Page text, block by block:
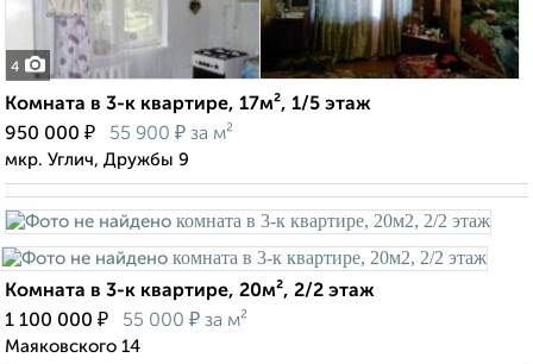
4
Комната в 3-к квартире, 17м², 1/5 этаж
950 000 ₽ 55 900 ₽ за м²
мкр. Углич, Дружбы 9
Комната в 3-к квартире, 20м², 2/2 этаж
1 100 000 ₽ 55 000 ₽ за м²
Маяковского 14